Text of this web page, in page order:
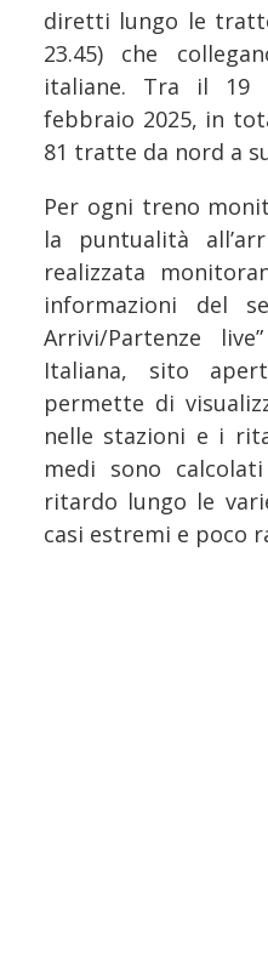
diretti lungo le
23.45) che
italiane. Tra il 19
febbraio 2025, in
81 tratte da nord a
Per ogni treno
la puntualità
realizzata
informazioni del
Arrivi/Partenze
Italiana, sito
permette di
nelle stazioni e i
medi sono
ritardo lungo le
casi estremi e poco